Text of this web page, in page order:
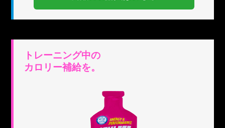
トレーニング中の
カロリー補給を。